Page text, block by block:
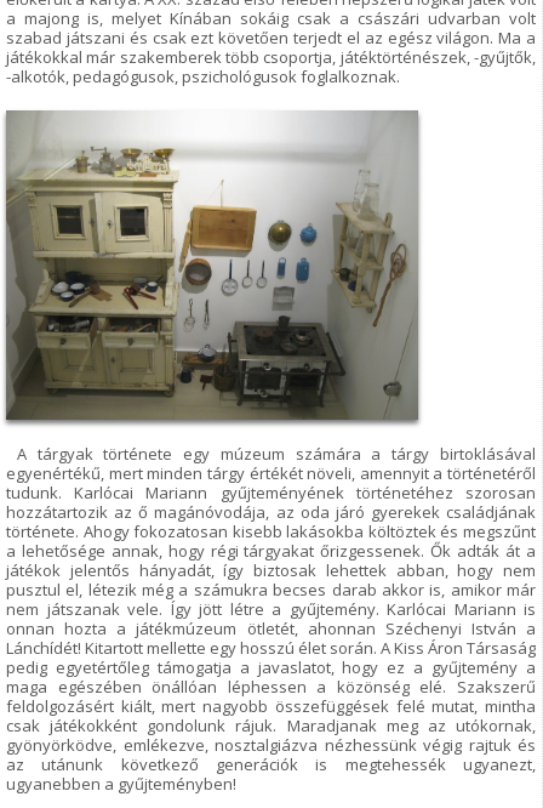
a majong is, melyet Kínában sokáig csak a császári udvarban volt
szabad játszani és csak ezt követően terjedt el az egész világon. Ma a
játékokkal már szakemberek több csoportja, játéktörténészek, -gyűjtők,
-alkotók, pedagógusok, pszichológusok foglalkoznak.
A tárgyak története egy múzeum számára a tárgy birtoklásával
egyenértékű, mert minden tárgy értékét növeli, amennyit a történetéről
tudunk. Karlócai Mariann gyűjteményének történetéhez szorosan
hozzátartozik az ő magánóvodája, az oda járó gyerekek családjának
története. Ahogy fokozatosan kisebb lakásokba költöztek és megszűnt
a lehetősége annak, hogy régi tárgyakat őrizgessenek. Ők adták át a
játékok jelentős hányadát, így biztosak lehettek abban, hogy nem
pusztul el, létezik még a számukra becses darab akkor is, amikor már
nem játszanak vele. Így jött létre a gyűjtemény. Karlócai Mariann is
onnan hozta a játékmúzeum ötletét, ahonnan Széchenyi István a
Lánchídét! Kitartott mellette egy hosszú élet során. A Kiss Áron Társaság
pedig egyetértőleg támogatja a javaslatot, hogy ez a gyűjtemény a
maga egészében önállóan léphessen a közönség elé. Szakszerű
feldolgozásért kiált, mert nagyobb összefüggések felé mutat, mintha
csak játékokként gondolunk rájuk. Maradjanak meg az utókornak,
gyönyörködve, emlékezve, nosztalgiázva nézhessünk végig rajtuk és
az utánunk következő generációk is megtehessék ugyanezt,
ugyanebben a gyűjteményben!